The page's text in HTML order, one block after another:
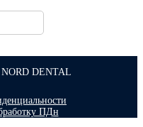
DENTAL
ПДн